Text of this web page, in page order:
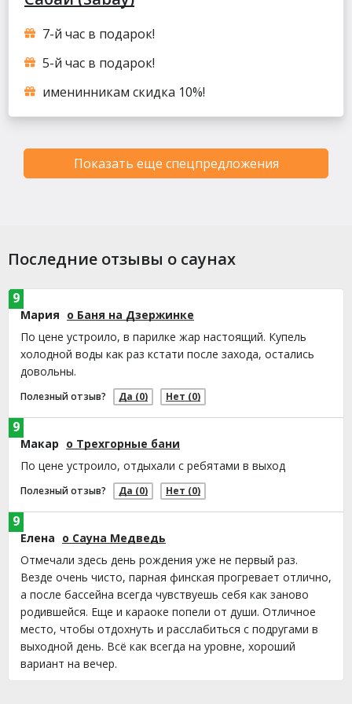
7-й час в подарок!
5-й час в подарок!
именинникам скидка 10%!
Показать еще спецпредложения
Последние отзывы о саунах
Мария о Баня на Дзержинке
По цене устроило, в парилке жар настоящий. Купель
холодной воды как раз кстати после захода, остались
довольны.
Полезный отзыв? Да (0) Нет (0)
9
Макар о Трехгорные бани
По цене устроило, отдыхали с ребятами в выход
Полезный отзыв? Да (0) Нет (0)
9
Елена о Сауна Медведь
Отмечали здесь день рождения уже не первый раз.
Везде очень чисто, парная финская прогревает отлично,
а после бассейна всегда чувствуешь себя как заново
родившейся. Еще и караоке попели от души. Отличное
место, чтобы отдохнуть и расслабиться с подругами в
выходной день. Всё как всегда на уровне, хороший
вариант на вечер.
9